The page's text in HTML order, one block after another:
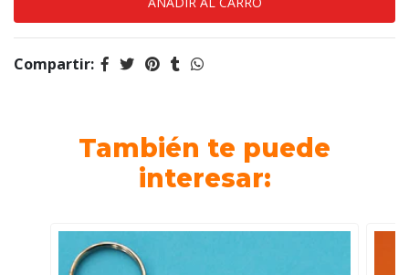
Compartir:
También te puede
interesar: